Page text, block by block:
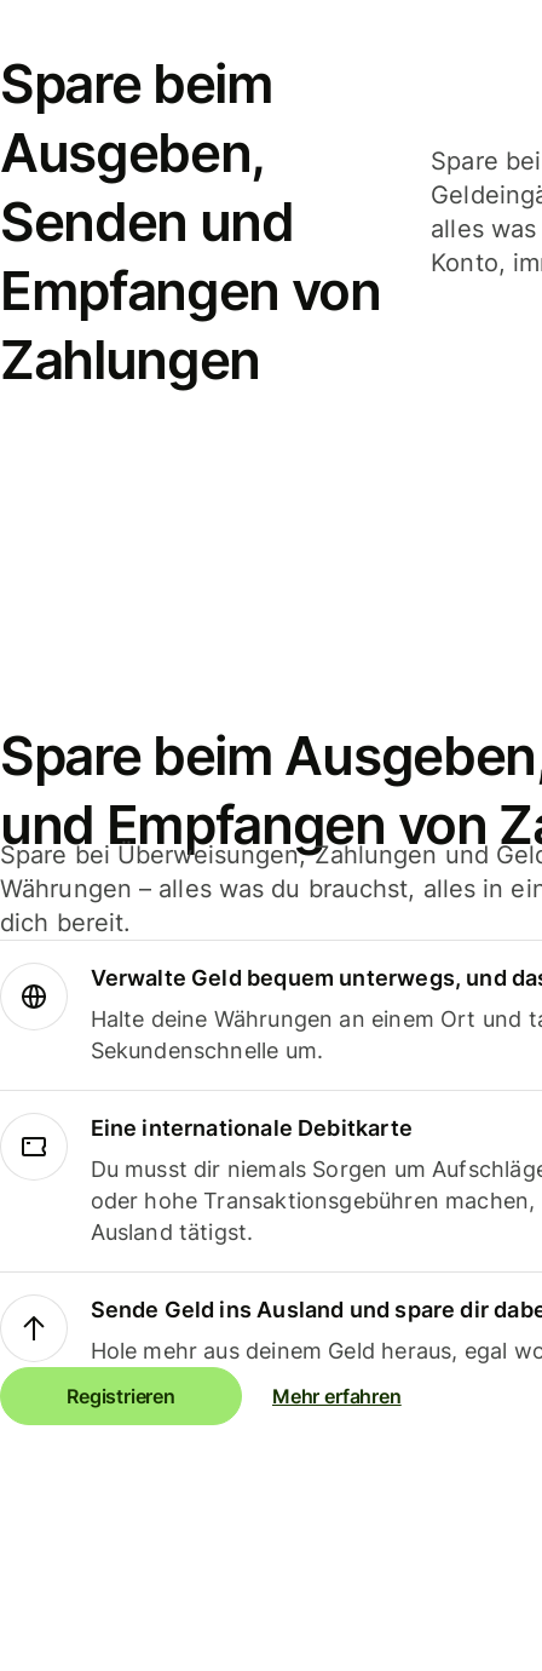
Spare beim
Ausgeben,
Senden und
Empfangen von
Zahlungen
Spare
alles
Konto,
Spare beim
und Empfangen von
Spare bei Überweisungen, Zahlungen und
Währungen – alles was du brauchst, alles in
dich bereit.
Verwalte Geld bequem unterwegs, und
Halte deine Währungen an einem Ort und
Sekundenschnelle um.
Eine internationale Debitkarte
Du musst dir niemals Sorgen um
oder hohe Transaktionsgebühren
Ausland tätigst.
Sende Geld ins Ausland und spare dir
Hole mehr aus deinem Geld heraus, egal
Registrieren Mehr erfahren